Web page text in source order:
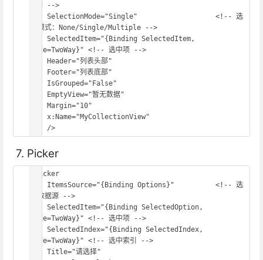
rid -->
SelectionMode="Single"                   <!-- 选
择模式：None/Single/Multiple -->
SelectedItem="{Binding SelectedItem,
Mode=TwoWay}" <!-- 选中项 -->
Header="列表头部"
Footer="列表底部"
IsGrouped="False"
EmptyView="暂无数据"
Margin="10"
x:Name="MyCollectionView"
/>
7. Picker
<Picker
ItemsSource="{Binding Options}"          <!-- 选
项数据源 -->
SelectedItem="{Binding SelectedOption,
Mode=TwoWay}" <!-- 选中项 -->
SelectedIndex="{Binding SelectedIndex,
Mode=TwoWay}" <!-- 选中索引 -->
Title="请选择"